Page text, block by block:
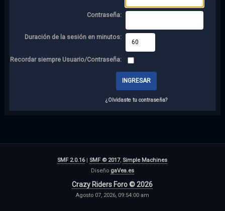
Contraseña:
Duración de la sesión en minutos:
Recordar siempre Usuario/Contraseña:
¿Olvidaste tu contraseña?
SMF 2.0.16| SMF © 2017, Simple Machines
Diseño gaVea.es
Crazy Riders Foro © 2026
Agosto 07, 2026, 09:54:00 am